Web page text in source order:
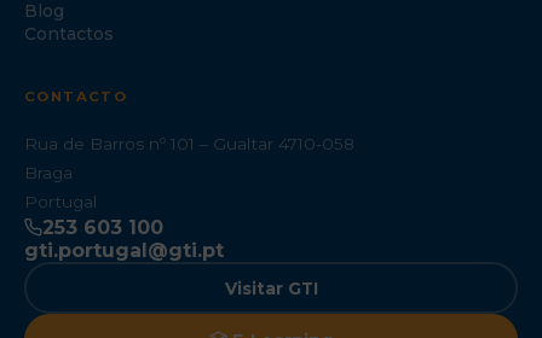
Blog
Contactos
CONTACTO
Rua de Barros nº 101 – Gualtar 4710-058
Braga
Portugal
253 603 100
gti.portugal@gti.pt
Visitar GTI